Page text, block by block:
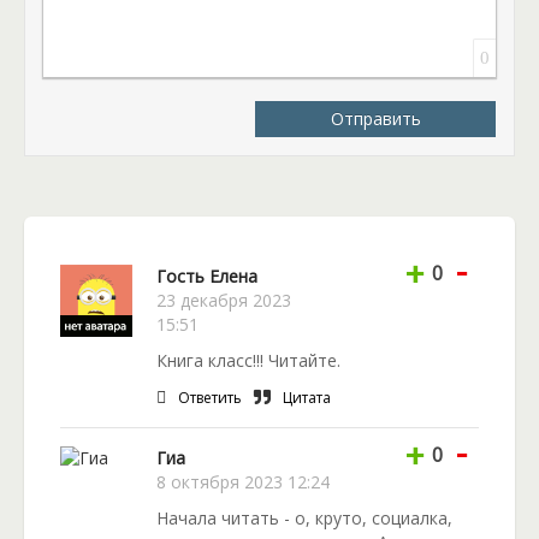
ужасные перемены, но только Саше известно куда
больше, чем остальным ее жителям. Что за миссия
ей предстоит? Сможет ли она как-то помочь
0
Отправить
Гость Елена
23 декабря 2023
15:51
+ 0 -
Книга класс!!! Читайте.
Ответить Цитата
Гиа
8 октября 2023 12:24
+ 0 -
Начала читать - о, круто, социалка,